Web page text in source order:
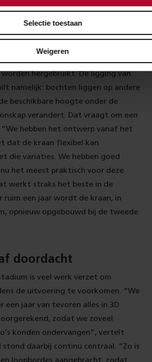
Selectie toestaan
Weigeren
BoerCoördinerend constructeur
in de volgende bouwfase kan hij
hergebruikt. De ligging van
namelijk: bochten liggen op andere
beschikbare hoogte onder de
verandert. Dat vraagt om een
“We hebben het ontwerp vanaf het
dat de kraan flexibel kan
die variaties. We hebben goed
het meest praktisch voor deze
werkt straks het beste in de
ruim een jaar wordt de kraan, in
opnieuw opgebouwd bij de tweede
doordacht
is veel werk verzet om
de uitvoering te voorkomen. “We
een jaar van tevoren alles in 3D
zodat we zoveel
konden ondervangen”, vertelt
stond daarbij continu centraal. “Zo is
loopbordes aangebracht, zodat